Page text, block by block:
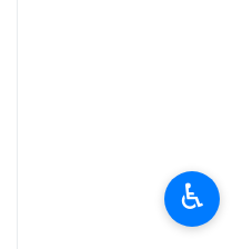
♿︎